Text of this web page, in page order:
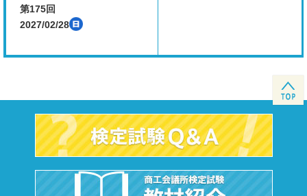
第175回
2027/02/28